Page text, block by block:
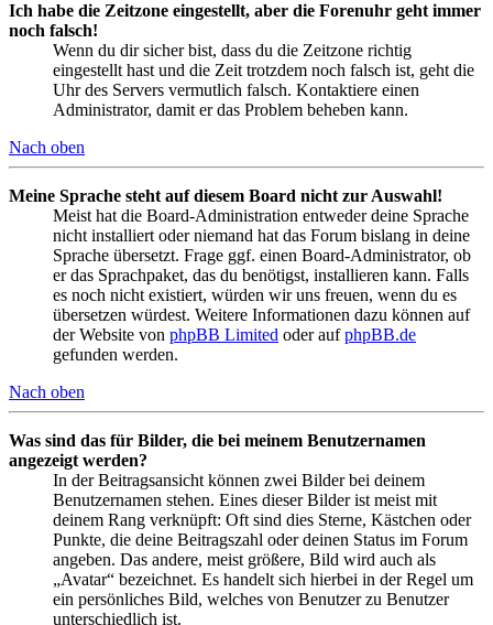
Ich habe die Zeitzone eingestellt, aber die Forenuhr geht immer
noch falsch!
Wenn du dir sicher bist, dass du die Zeitzone richtig
eingestellt hast und die Zeit trotzdem noch falsch ist, geht die
Uhr des Servers vermutlich falsch. Kontaktiere einen
Administrator, damit er das Problem beheben kann.
Nach oben
Meine Sprache steht auf diesem Board nicht zur Auswahl!
Meist hat die Board-Administration entweder deine Sprache
nicht installiert oder niemand hat das Forum bislang in deine
Sprache übersetzt. Frage ggf. einen Board-Administrator, ob
er das Sprachpaket, das du benötigst, installieren kann. Falls
es noch nicht existiert, würden wir uns freuen, wenn du es
übersetzen würdest. Weitere Informationen dazu können auf
der Website von phpBB Limited oder aufphpBB.de
gefunden werden.
Nach oben
Was sind das für Bilder, die bei meinem Benutzernamen
angezeigt werden?
In der Beitragsansicht können zwei Bilder bei deinem
Benutzernamen stehen. Eines dieser Bilder ist meist mit
deinem Rang verknüpft: Oft sind dies Sterne, Kästchen oder
Punkte, die deine Beitragszahl oder deinen Status im Forum
angeben. Das andere, meist größere, Bild wird auch als
„Avatar“ bezeichnet. Es handelt sich hierbei in der Regel um
ein persönliches Bild, welches von Benutzer zu Benutzer
unterschiedlich ist.